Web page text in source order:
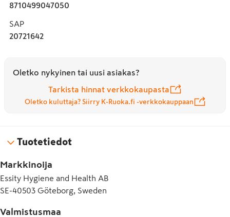
8710499047050
SAP
20721642
Oletko nykyinen tai uusi asiakas?
Tarkista hinnat verkkokaupasta
Oletko kuluttaja? Siirry K-Ruoka.fi -verkkokauppaan
Tuotetiedot
Markkinoija
Essity Hygiene and Health AB
SE-40503 Göteborg, Sweden
Valmistusmaa